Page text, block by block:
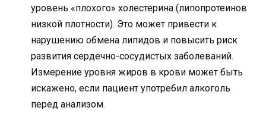
уровень «плохого» холестерина (липопротеинов
низкой плотности). Это может привести к
нарушению обмена липидов и повысить риск
развития сердечно-сосудистых заболеваний.
Измерение уровня жиров в крови может быть
искажено, если пациент употребил алкоголь
перед анализом.